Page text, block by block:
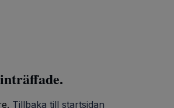
Tillbaka till startsidan